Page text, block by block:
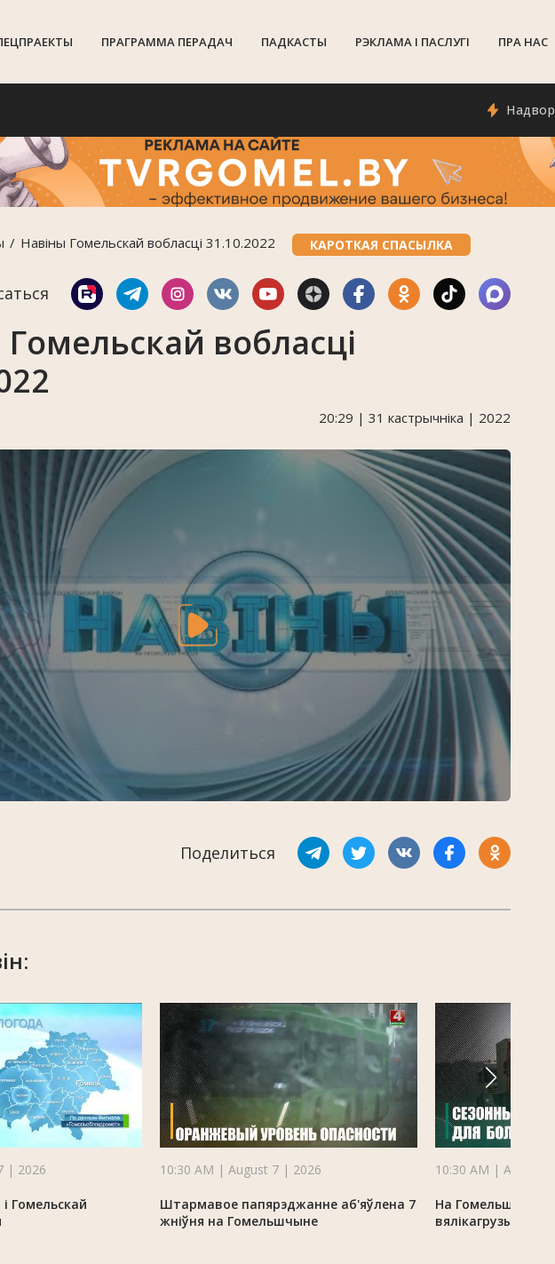
ПРАГРАММА ПЕРАДАЧ ПАДКАСТЫ РЭКЛАМА I ПАСЛУГI ПРА НАС
Надвор'е ў
Навіны Гомельскай вобласці 31.10.2022 КАРОТКАЯ СПАСЫЛКА
вобласці
20:29 | 31 кастрычніка | 2022
Поделиться
| 2026
Гомельскай
10:30 AM | August 7 | 2026
Штармавое папярэджанне аб'яўлена 7
жніўня на Гомельшчыне
10:30 AM | August 7
На Гомельшчыне
вялікагрузы з-за